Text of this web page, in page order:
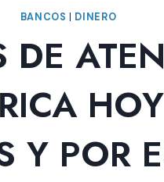
BANCOS DINERO
DE
Y POR